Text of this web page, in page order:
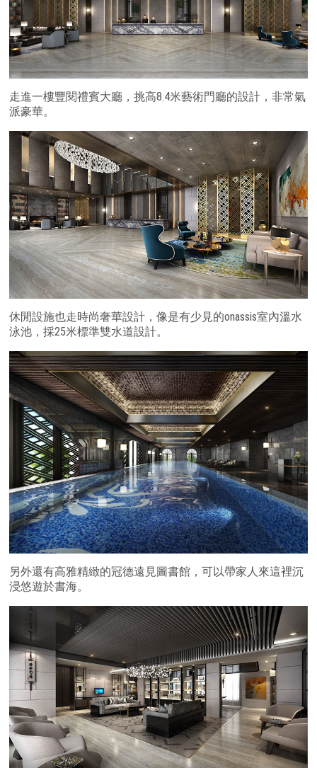
走進一樓豐閱禮賓大廳，挑高8.4米藝術門廳的設計，非常氣
派豪華。
休閒設施也走時尚奢華設計，像是有少見的onassis室內溫水
泳池，採25米標準雙水道設計。
另外還有高雅精緻的冠德遠見圖書館，可以帶家人來這裡沉
浸悠遊於書海。